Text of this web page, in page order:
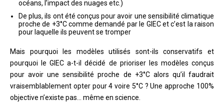
océans, l’impact des nuages etc.)
De plus, ils ont été conçus pour avoir une sensibilité climatique
proche de +3°C comme demandé par le GIEC et c’est la raison
pour laquelle ils peuvent se tromper
Mais pourquoi les modèles utilisés sont-ils conservatifs et
pourquoi le GIEC a-t-il décidé de prioriser les modèles conçus
pour avoir une sensibilité proche de +3°C alors qu’il faudrait
vraisemblablement opter pour 4 voire 5°C ? Une approche 100%
objective n’existe pas… même en science.